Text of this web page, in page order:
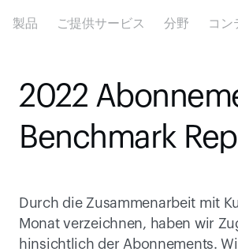
製品 ご提供サービス 分野 コン
2022
Benchmark
Durch die Zusammenarbeit mit
Monat verzeichnen, haben wir
hinsichtlich der Abonnements.